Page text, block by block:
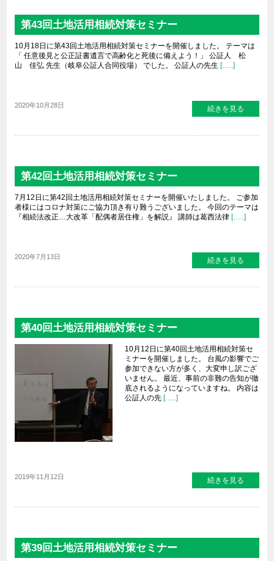
第43回土地活用相続対策セミナー
10月18日に第43回土地活用相続対策セミナーを開催しました。 テーマは
「 任意後見と公正証書遺言で高齢化と死後に備えよう！」 公証人 松
山 佳弘 先生（岐阜公証人合同役場） でした。 公証人の先生 […..]
2020年10月28日 続きを見る
第42回土地活用相続対策セミナー
7月12日に第42回土地活用相続対策セミナーを開催いたしました。 ご参加
者様にはコロナ対策にご協力頂き有り難うございました。 今回のテーマは
『相続法改正…大改革「配偶者居住権」を解説』 講師は葛西法律[…..]
2020年7月13日 続きを見る
第40回土地活用相続対策セミナー
10月12日に第40回土地活用相続対策セ
ミナーを開催しました。 台風の影響でご
参加できない方が多く、大変申し訳ござ
いません。 最近、事前の非難の告知が徹
底されるようになっていますね。 内容は
公証人の先[…..]
2019年11月12日 続きを見る
第39回土地活用相続対策セミナー